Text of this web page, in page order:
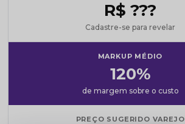
R$ ???
Cadastre-se para revelar
MARKUP MÉDIO
120%
de margem sobre o custo
PREÇO SUGERIDO VAREJO